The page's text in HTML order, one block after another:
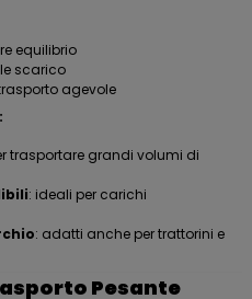
equilibrio
scarico
agevole
trasportare grandi volumi di
: ideali per carichi
: adatti anche per trattorini e
Pesante